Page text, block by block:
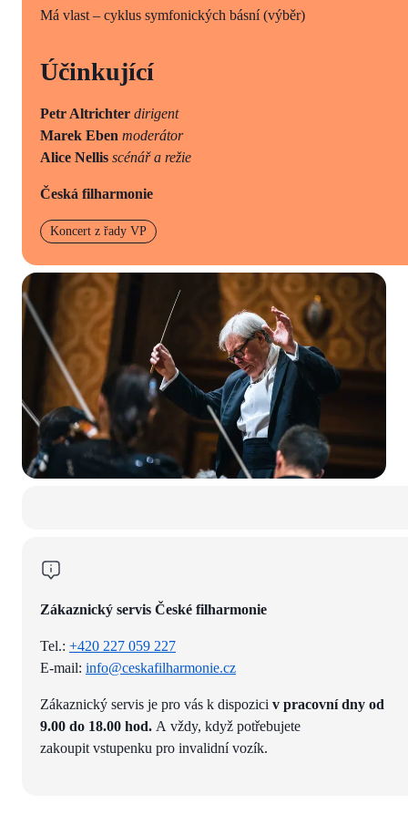
Má vlast – cyklus symfonických básní (výběr)
Účinkující
Petr Altrichter dirigent
Marek Eben moderátor
Alice Nellis scénář a režie
Česká filharmonie
Koncert z řady VP
Zákaznický servis České filharmonie
Tel.: +420 227 059 227
E-mail: info@ceskafilharmonie.cz
Zákaznický servis je pro vás k dispozici v pracovní dny od
9.00 do 18.00 hod. A vždy, když potřebujete
zakoupit vstupenku pro invalidní vozík.